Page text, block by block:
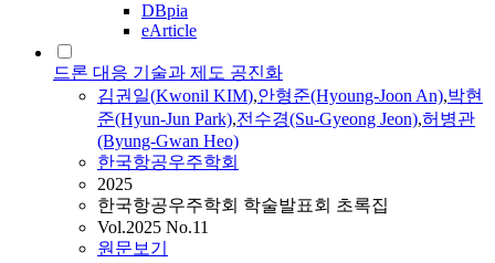
DBpia
eArticle
드론 대응 기술과 제도 공진화
김권일(Kwonil KIM),안형준(Hyoung-Joon An),박현
준(Hyun-Jun Park),전수경(Su-Gyeong Jeon),허병관
(Byung-Gwan Heo)
한국항공우주학회
2025
한국항공우주학회 학술발표회 초록집
Vol.2025 No.11
원문보기